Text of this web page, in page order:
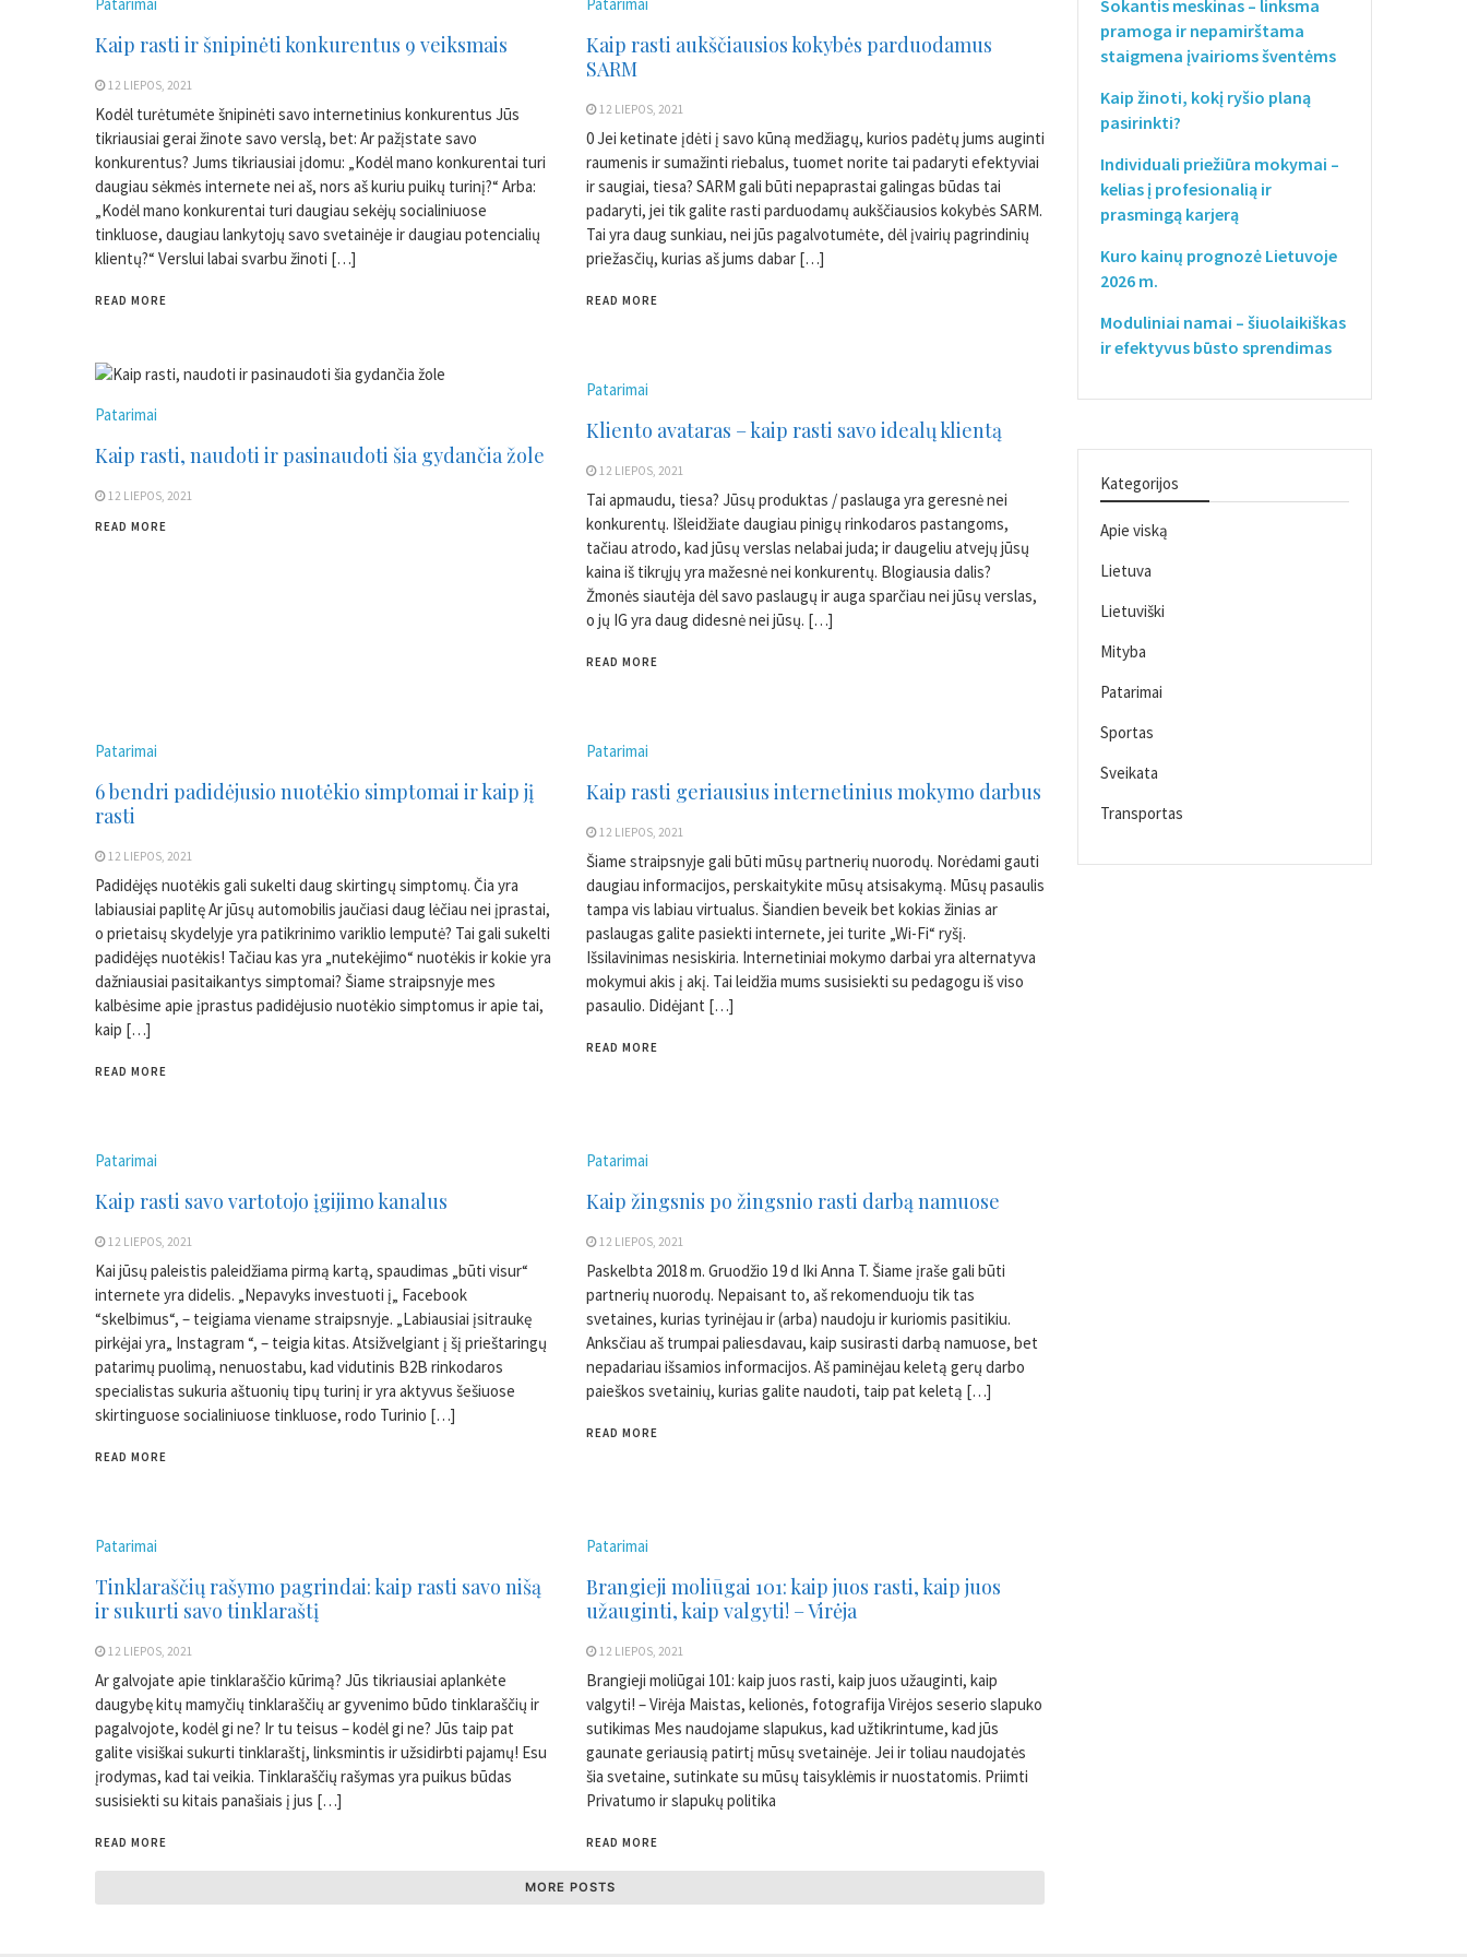
Kaip rasti ir šnipinėti konkurentus 9 veiksmais
12 LIEPOS, 2021
Kodėl turėtumėte šnipinėti savo internetinius konkurentus Jūs
tikriausiai gerai žinote savo verslą, bet: Ar pažįstate savo
konkurentus? Jums tikriausiai įdomu: „Kodėl mano konkurentai turi
daugiau sėkmės internete nei aš, nors aš kuriu puikų turinį?“ Arba:
„Kodėl mano konkurentai turi daugiau sekėjų socialiniuose
tinkluose, daugiau lankytojų savo svetainėje ir daugiau potencialių
klientų?“ Verslui labai svarbu žinoti […]
READ MORE
Kaip rasti aukščiausios kokybės parduodamus
SARM
12 LIEPOS, 2021
0 Jei ketinate įdėti į savo kūną medžiagų, kurios padėtų jums auginti
raumenis ir sumažinti riebalus, tuomet norite tai padaryti efektyviai
ir saugiai, tiesa? SARM gali būti nepaprastai galingas būdas tai
padaryti, jei tik galite rasti parduodamų aukščiausios kokybės SARM.
Tai yra daug sunkiau, nei jūs pagalvotumėte, dėl įvairių pagrindinių
priežasčių, kurias aš jums dabar […]
READ MORE
Patarimai
Kaip rasti, naudoti ir pasinaudoti šia gydančia žole
12 LIEPOS, 2021
READ MORE
Patarimai
Kliento avataras – kaip rasti savo idealų klientą
12 LIEPOS, 2021
Tai apmaudu, tiesa? Jūsų produktas / paslauga yra geresnė nei
konkurentų. Išleidžiate daugiau pinigų rinkodaros pastangoms,
tačiau atrodo, kad jūsų verslas nelabai juda; ir daugeliu atvejų jūsų
kaina iš tikrųjų yra mažesnė nei konkurentų. Blogiausia dalis?
Žmonės siautėja dėl savo paslaugų ir auga sparčiau nei jūsų verslas,
o jų IG yra daug didesnė nei jūsų. […]
READ MORE
Patarimai
6 bendri padidėjusio nuotėkio simptomai ir kaip jį
rasti
12 LIEPOS, 2021
Padidėjęs nuotėkis gali sukelti daug skirtingų simptomų. Čia yra
labiausiai paplitę Ar jūsų automobilis jaučiasi daug lėčiau nei įprastai,
o prietaisų skydelyje yra patikrinimo variklio lemputė? Tai gali sukelti
padidėjęs nuotėkis! Tačiau kas yra „nutekėjimo“ nuotėkis ir kokie yra
dažniausiai pasitaikantys simptomai? Šiame straipsnyje mes
kalbėsime apie įprastus padidėjusio nuotėkio simptomus ir apie tai,
kaip […]
READ MORE
Patarimai
Kaip rasti geriausius internetinius mokymo darbus
12 LIEPOS, 2021
Šiame straipsnyje gali būti mūsų partnerių nuorodų. Norėdami gauti
daugiau informacijos, perskaitykite mūsų atsisakymą. Mūsų pasaulis
tampa vis labiau virtualus. Šiandien beveik bet kokias žinias ar
paslaugas galite pasiekti internete, jei turite „Wi-Fi“ ryšį.
Išsilavinimas nesiskiria. Internetiniai mokymo darbai yra alternatyva
mokymui akis į akį. Tai leidžia mums susisiekti su pedagogu iš viso
pasaulio. Didėjant […]
READ MORE
Patarimai
Kaip rasti savo vartotojo įgijimo kanalus
12 LIEPOS, 2021
Kai jūsų paleistis paleidžiama pirmą kartą, spaudimas „būti visur“
internete yra didelis. „Nepavyks investuoti į„ Facebook
“skelbimus“, – teigiama viename straipsnyje. „Labiausiai įsitraukę
pirkėjai yra„ Instagram “, – teigia kitas. Atsižvelgiant į šį prieštaringų
patarimų puolimą, nenuostabu, kad vidutinis B2B rinkodaros
specialistas sukuria aštuonių tipų turinį ir yra aktyvus šešiuose
skirtinguose socialiniuose tinkluose, rodo Turinio […]
READ MORE
Patarimai
Kaip žingsnis po žingsnio rasti darbą namuose
12 LIEPOS, 2021
Paskelbta 2018 m. Gruodžio 19 d Iki Anna T. Šiame įraše gali būti
partnerių nuorodų. Nepaisant to, aš rekomenduoju tik tas
svetaines, kurias tyrinėjau ir (arba) naudoju ir kuriomis pasitikiu.
Anksčiau aš trumpai paliesdavau, kaip susirasti darbą namuose, bet
nepadariau išsamios informacijos. Aš paminėjau keletą gerų darbo
paieškos svetainių, kurias galite naudoti, taip pat keletą […]
READ MORE
Patarimai
Tinklaraščių rašymo pagrindai: kaip rasti savo nišą
ir sukurti savo tinklaraštį
12 LIEPOS, 2021
Ar galvojate apie tinklaraščio kūrimą? Jūs tikriausiai aplankėte
daugybę kitų mamyčių tinklaraščių ar gyvenimo būdo tinklaraščių ir
pagalvojote, kodėl gi ne? Ir tu teisus – kodėl gi ne? Jūs taip pat
galite visiškai sukurti tinklaraštį, linksmintis ir užsidirbti pajamų! Esu
įrodymas, kad tai veikia. Tinklaraščių rašymas yra puikus būdas
susisiekti su kitais panašiais į jus […]
READ MORE
Patarimai
Brangieji moliūgai 101: kaip juos rasti, kaip juos
užauginti, kaip valgyti! – Virėja
12 LIEPOS, 2021
Brangieji moliūgai 101: kaip juos rasti, kaip juos užauginti, kaip
valgyti! – Virėja Maistas, kelionės, fotografija Virėjos seserio slapuko
sutikimas Mes naudojame slapukus, kad užtikrintume, kad jūs
gaunate geriausią patirtį mūsų svetainėje. Jei ir toliau naudojatės
šia svetaine, sutinkate su mūsų taisyklėmis ir nuostatomis. Priimti
Privatumo ir slapukų politika
READ MORE
MORE POSTS
Sokantis meskinas – linksma
pramoga ir nepamirštama
staigmena įvairioms šventėms
Kaip žinoti, kokį ryšio planą
pasirinkti?
Individuali priežiūra mokymai –
kelias į profesionalią ir
prasmingą karjerą
Kuro kainų prognozė Lietuvoje
2026 m.
Moduliniai namai – šiuolaikiškas
ir efektyvus būsto sprendimas
Kategorijos
Apie viską
Lietuva
Lietuviški
Mityba
Patarimai
Sportas
Sveikata
Transportas